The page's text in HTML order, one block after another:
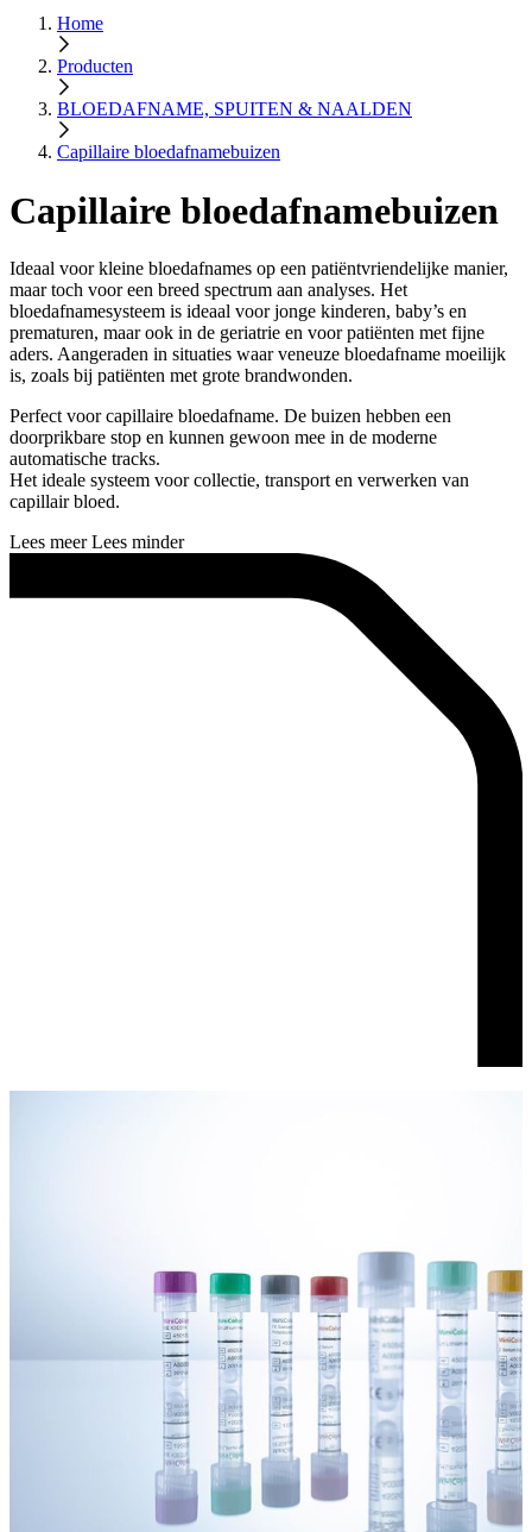
Home
Producten
BLOEDAFNAME, SPUITEN & NAALDEN
Capillaire bloedafnamebuizen
Capillaire bloedafnamebuizen
Ideaal voor kleine bloedafnames op een patiëntvriendelijke manier,
maar toch voor een breed spectrum aan analyses. Het
bloedafnamesysteem is ideaal voor jonge kinderen, baby’s en
prematuren, maar ook in de geriatrie en voor patiënten met fijne
aders. Aangeraden in situaties waar veneuze bloedafname moeilijk
is, zoals bij patiënten met grote brandwonden.
Perfect voor capillaire bloedafname. De buizen hebben een
doorprikbare stop en kunnen gewoon mee in de moderne
automatische tracks.
Het ideale systeem voor collectie, transport en verwerken van
capillair bloed.
Lees meer Lees minder